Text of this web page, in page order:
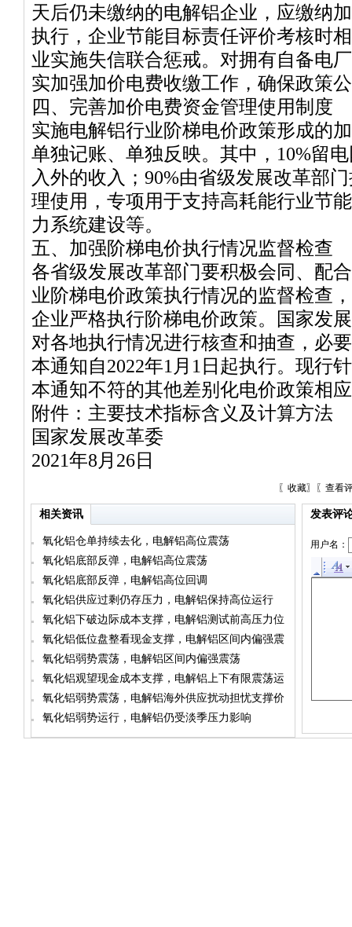
天后仍未缴纳的电解铝企业，应缴纳
执行，企业节能目标责任评价考核时
业实施失信联合惩戒。对拥有自备电
实加强加价电费收缴工作，确保政策
四、完善加价电费资金管理使用制度
实施电解铝行业阶梯电价政策形成的
单独记账、单独反映。其中，10%留
入外的收入；90%由省级发展改革部
理使用，专项用于支持高耗能行业节
力系统建设等。
五、加强阶梯电价执行情况监督检查
各省级发展改革部门要积极会同、配
业阶梯电价政策执行情况的监督检查
企业严格执行阶梯电价政策。国家发
对各地执行情况进行核查和抽查，必
本通知自2022年1月1日起执行。现行
本通知不符的其他差别化电价政策相
附件：主要技术指标含义及计算方法
国家发展改革委
2021年8月26日
〖 收藏〗〖 查看
相关资讯
氧化铝仓单持续去化，电解铝高位震荡
氧化铝底部反弹，电解铝高位震荡
氧化铝底部反弹，电解铝高位回调
氧化铝供应过剩仍存压力，电解铝保持高位运行
氧化铝下破边际成本支撑，电解铝测试前高压力位
氧化铝低位盘整看现金支撑，电解铝区间内偏强震
氧化铝弱势震荡，电解铝区间内偏强震荡
氧化铝观望现金成本支撑，电解铝上下有限震荡运
氧化铝弱势震荡，电解铝海外供应扰动担忧支撑价
氧化铝弱势运行，电解铝仍受淡季压力影响
发表评
用户名：